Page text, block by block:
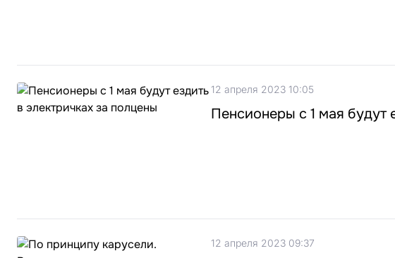
12 апреля 2023 10:05
Пенсионеры с 1 мая будут
12 апреля 2023 09:37